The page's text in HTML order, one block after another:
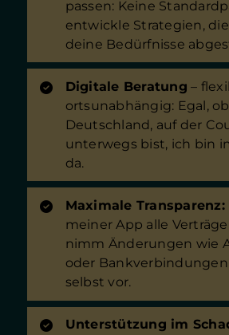
passen: Keine
entwickle Strategien,
deine Bedürfnisse
Digitale Beratung –
ortsunabhängig: Egal,
Deutschland, auf der
unterwegs bist, ich bin
da.
Maximale Transparenz:
meiner App alle
nimm Änderungen wie
oder
selbst vor.
Unterstützung im